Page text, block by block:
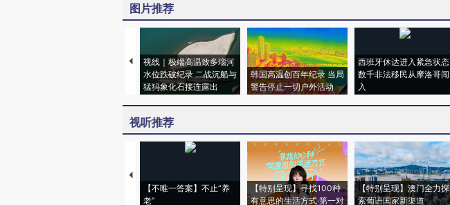
图片推荐
视线｜极端高温致多瑙河
水位跌破纪录 二战沉船与
猛犸象化石接连露出
韩国高温创百年纪录 当局
警告停止一切户外活动
西班牙休达进入紧急状态
数千非法移民从摩洛哥闯
入
视听推荐
【不唯一答案】不止“养
老”
【特别呈现】寻找100种
有意思的生活方式·第一对
【特别呈现】澳门全力探
索葡语国家新渠道